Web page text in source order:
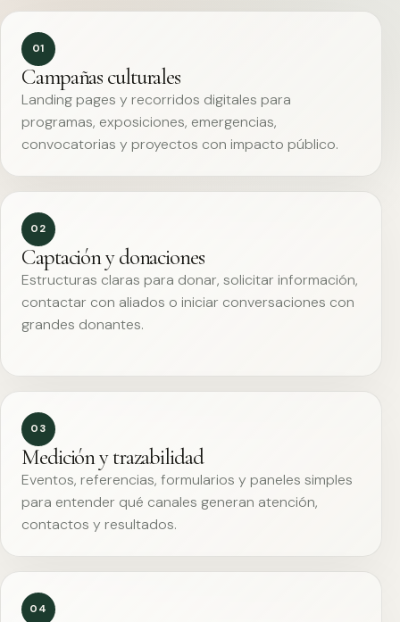
01
Campañas culturales
Landing pages y recorridos digitales para
programas, exposiciones, emergencias,
convocatorias y proyectos con impacto público.
02
Captación y donaciones
Estructuras claras para donar, solicitar información,
contactar con aliados o iniciar conversaciones con
grandes donantes.
03
Medición y trazabilidad
Eventos, referencias, formularios y paneles simples
para entender qué canales generan atención,
contactos y resultados.
04